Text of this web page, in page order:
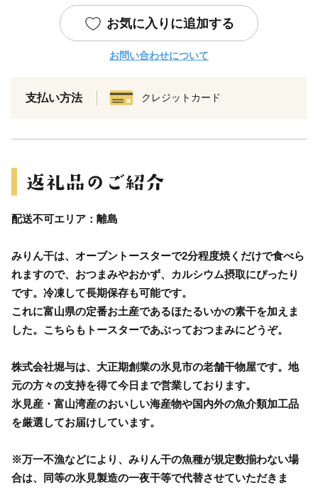
お気に入りに追加する
お問い合わせについて
支払い方法 クレジットカード
配送不可エリア：離島
みりん干は、オーブントースターで2分程度焼くだけで食べら
れますので、おつまみやおかず、カルシウム摂取にぴったり
です。冷凍して長期保存も可能です。
これに富山県の定番お土産であるほたるいかの素干を加えま
した。こちらもトースターであぶっておつまみにどうぞ。
株式会社堀与は、大正期創業の氷見市の老舗干物屋です。地
元の方々の支持を得て今日まで営業しております。
氷見産・富山湾産のおいしい海産物や国内外の魚介類加工品
を厳選してお届けしています。
※万一不漁などにより、みりん干の魚種が規定数揃わない場
合は、同等の氷見製造の一夜干等で代替させていただきま